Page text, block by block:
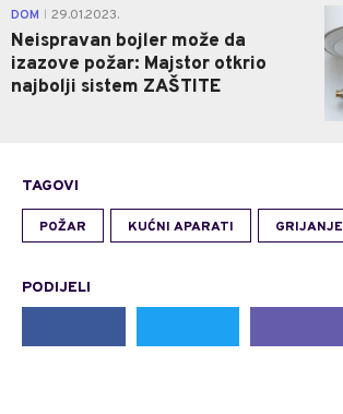
DOM 29.01.2023.
Neispravan bojler može da
izazove požar: Majstor otkrio
najbolji sistem ZAŠTITE
TAGOVI
POŽAR KUĆNI APARATI GRIJANJE
PODIJELI